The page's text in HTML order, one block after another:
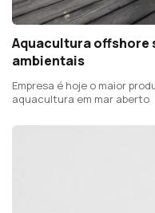
Aquacultura offshore
ambientais
Empresa é hoje o maior produtor nacional de pescado em
aquacultura em mar aberto